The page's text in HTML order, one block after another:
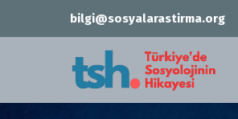
bilgi@sosyalarastirma.org